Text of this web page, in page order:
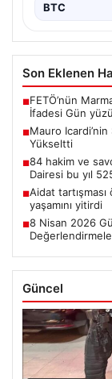
BTC
Son Eklenen
■FETÖ’nün
İfadesi Gün
■Mauro Icardi’nin
Yükseltti
■84 hakim ve
Dairesi bu yıl
■Aidat
yaşamını yitirdi
■8 Nisan 2026
Güncel